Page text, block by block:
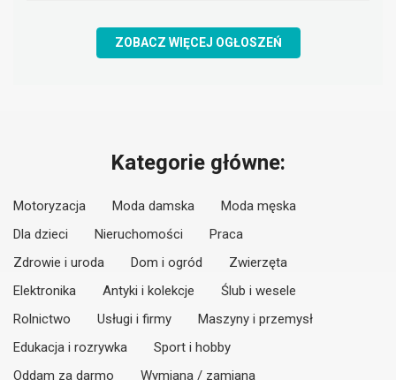
ZOBACZ WIĘCEJ OGŁOSZEŃ
Kategorie główne:
Motoryzacja Moda damska
Moda męska
Dla dzieci
Nieruchomości
Praca
Zdrowie i uroda
Dom i ogród
Zwierzęta
Elektronika
Antyki i kolekcje
Ślub i wesele
Rolnictwo
Usługi i firmy
Maszyny i przemysł
Edukacja i rozrywka
Sport i hobby
Oddam za darmo
Wymiana / zamiana